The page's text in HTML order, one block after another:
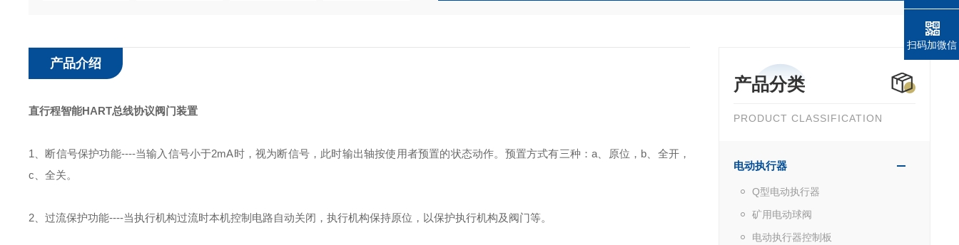
产品分类
PRODUCT CLASSIFICATION
电动执行器
Q型电动执行器
矿用电动球阀
电动执行器控制板
产品介绍
直行程智能HART总线协议阀门装置
1 、断信号保护功能----当输入信号小于2mA时，视为断信号，此时输出轴按使用者预置的状态动作。预置方式有三种：a 、原位， b 、全开，
c 、全关。
2 、过流保护功能----当执行机构过流时本机控制电路自动关闭，执行机构保持原位，以保护执行机构及阀门等。
扫码加微信